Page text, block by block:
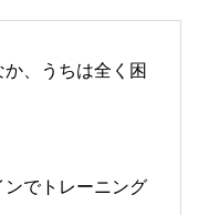
、うちは全く困
でトレーニング